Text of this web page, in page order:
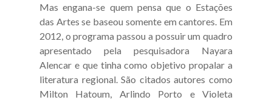
Mas engana-se quem pensa que o Estações
das Artes se baseou somente em cantores. Em
2012, o programa passou a possuir um quadro
apresentado pela pesquisadora Nayara
Alencar e que tinha como objetivo propalar a
literatura regional. São citados autores como
Milton Hatoum, Arlindo Porto e Violeta